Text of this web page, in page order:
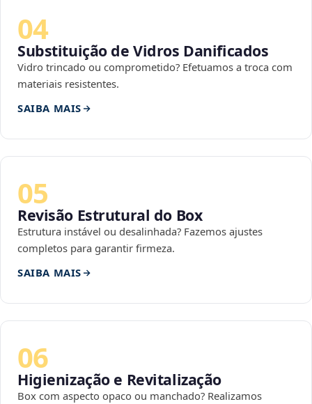
04
Substituição de Vidros Danificados
Vidro trincado ou comprometido? Efetuamos a troca com
materiais resistentes.
SAIBA MAIS
05
Revisão Estrutural do Box
Estrutura instável ou desalinhada? Fazemos ajustes
completos para garantir firmeza.
SAIBA MAIS
06
Higienização e Revitalização
Box com aspecto opaco ou manchado? Realizamos